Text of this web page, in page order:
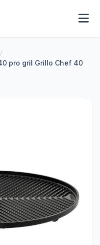
pro gril Grillo Chef 40